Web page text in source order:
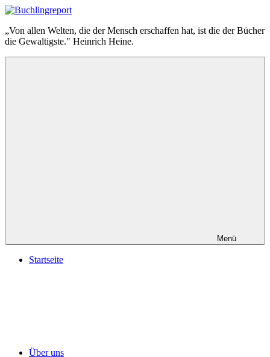
Zum
springen
Buchlingreport
„Von allen Welten, die der Mensch erschaffen hat, ist die der Bücher
die Gewaltigste." Heinrich Heine.
Menü
Startseite
Über uns